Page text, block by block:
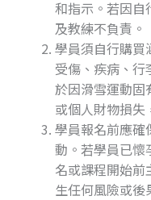
和指示。若因自
及教練不負責。
學員須自行購買
受傷、疾病、行
於因滑雪運動固
或個人財物損失
學員報名前應確
動。若學員已懷
名或課程開始前
生任何風險或後